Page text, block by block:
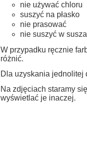
nie używać chloru
suszyć na płasko
nie prasować
nie suszyć w
W przypadku ręcznie
różnić.
Dla uzyskania jednolitej
Na zdjęciach staramy
wyświetlać je inaczej.